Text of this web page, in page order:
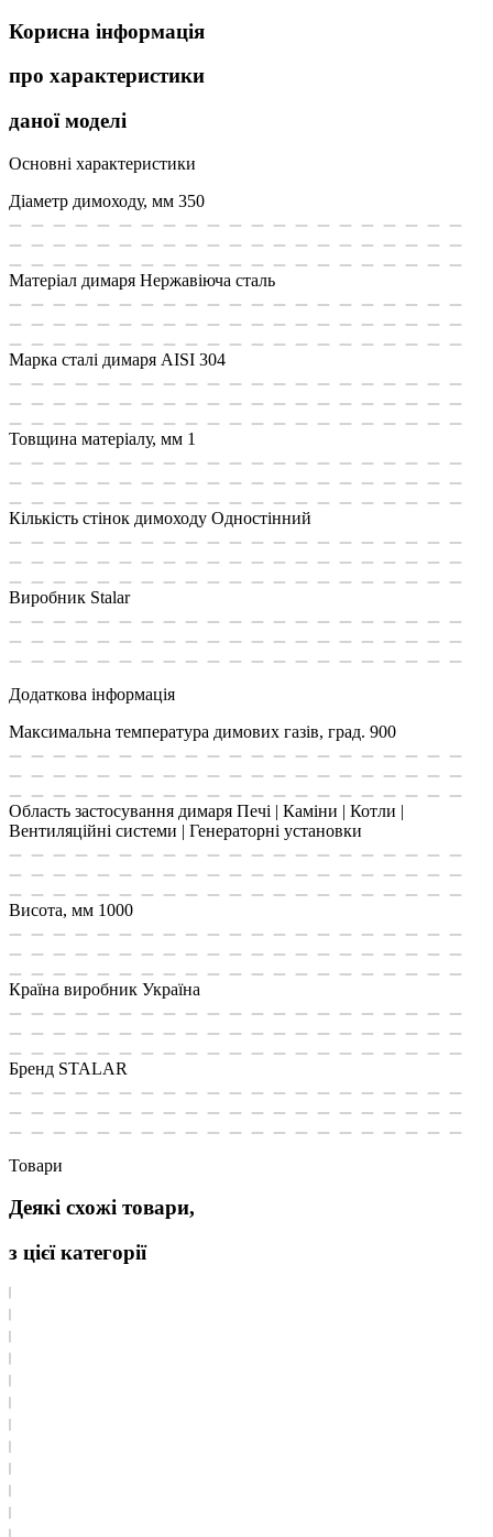
Корисна інформація
про характеристики
даної моделі
Основні характеристики
Діаметр димоходу, мм 350
Матеріал димаря Нержавіюча сталь
Марка сталі димаря AISI 304
Товщина матеріалу, мм 1
Кількість стінок димоходу Одностінний
Виробник Stalar
Додаткова інформація
Максимальна температура димових газів, град. 900
Область застосування димаря Печі | Каміни | Котли |
Вентиляційні системи | Генераторні установки
Висота, мм 1000
Країна виробник Україна
Бренд STALAR
Товари
Деякі схожі товари,
з цієї категорії